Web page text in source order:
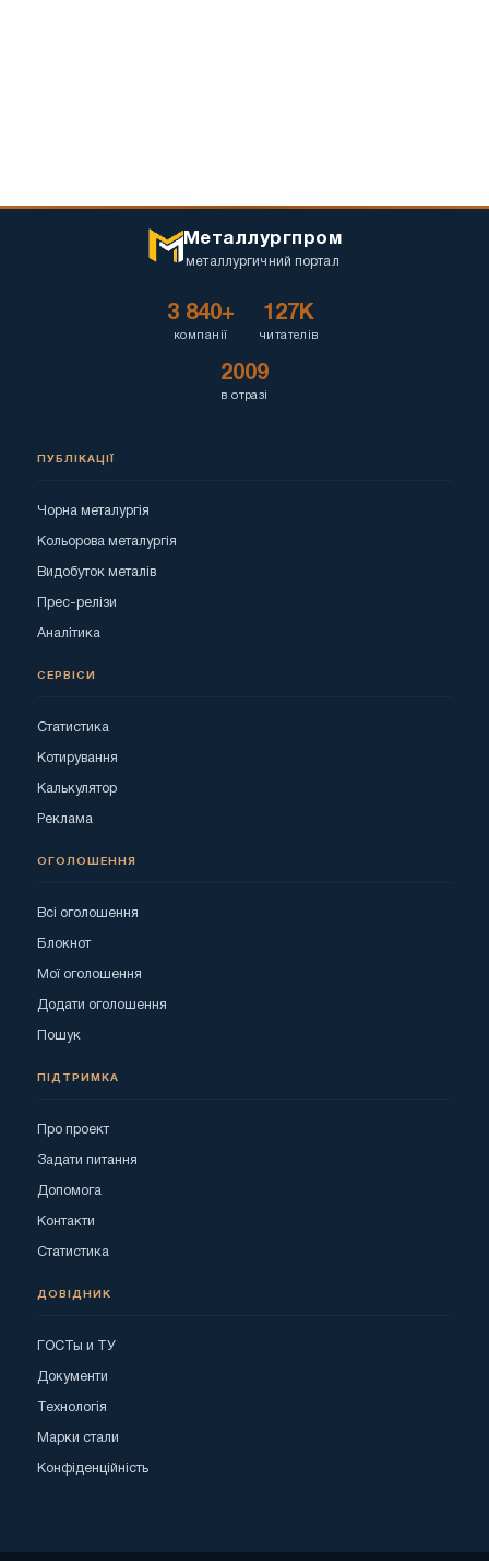
Металлургпром
металлургичний портал
3 840+
компанії
127K
читателів
2009
в отразі
ПУБЛІКАЦІЇ
Чорна металургія
Кольорова металургія
Видобуток металів
Прес-релізи
Аналітика
СЕРВІСИ
Статистика
Котирування
Калькулятор
Реклама
ОГОЛОШЕННЯ
Всі оголошення
Блокнот
Мої оголошення
Додати оголошення
Пошук
ПІДТРИМКА
Про проект
Задати питання
Допомога
Контакти
Статистика
ДОВІДНИК
ГОСТы и ТУ
Документи
Технологія
Марки стали
Конфіденційність